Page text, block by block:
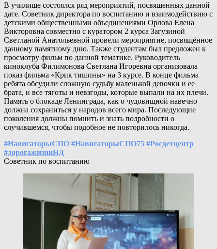
В училище состоялся ряд мероприятий, посвященных данной
дате. Советник директора по воспитанию и взаимодействию с
детскими общественными объединениями Орлова Елена
Викторовна совместно с куратором 2 курса Загузиной
Светланой Анатольевной провели мероприятие, посвящённое
данному памятному дню. Также студентам был предложен к
просмотру фильм по данной тематике. Руководитель
киноклуба Филимонова Светлана Игоревна организовала
показ фильма «Крик тишины» на 3 курсе. В конце фильма
ребята обсудили сложную судьбу маленькой девочки и ее
брата, и все тяготы и невзгоды, которые выпали на их плечи.
Память о блокаде Ленинграда, как о чудовищной навечно
должна сохраниться у народов всего мира. Последующие
поколения должны помнить и знать подробности о
случившемся, чтобы подобное не повторилось никогда.
#НавигаторыСПО #НавигаторыСПО75 #Росдетцентр
#дорогажизниНД
Советник по воспитанию